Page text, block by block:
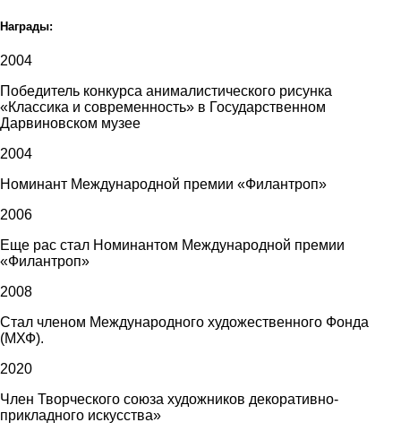
Награды:
2004
Победитель конкурса анималистического рисунка
«Классика и современность» в Государственном
Дарвиновском музее
2004
Номинант Международной премии «Филантроп»
2006
Еще рас стал Номинантом Международной премии
«Филантроп»
2008
Стал членом Международного художественного Фонда
(МХФ).
2020
Член Творческого союза художников декоративно-
прикладного искусства»